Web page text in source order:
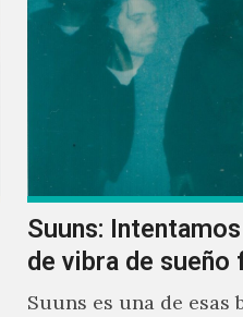
Suuns:
de vibra de sueño
Suuns es una de esas